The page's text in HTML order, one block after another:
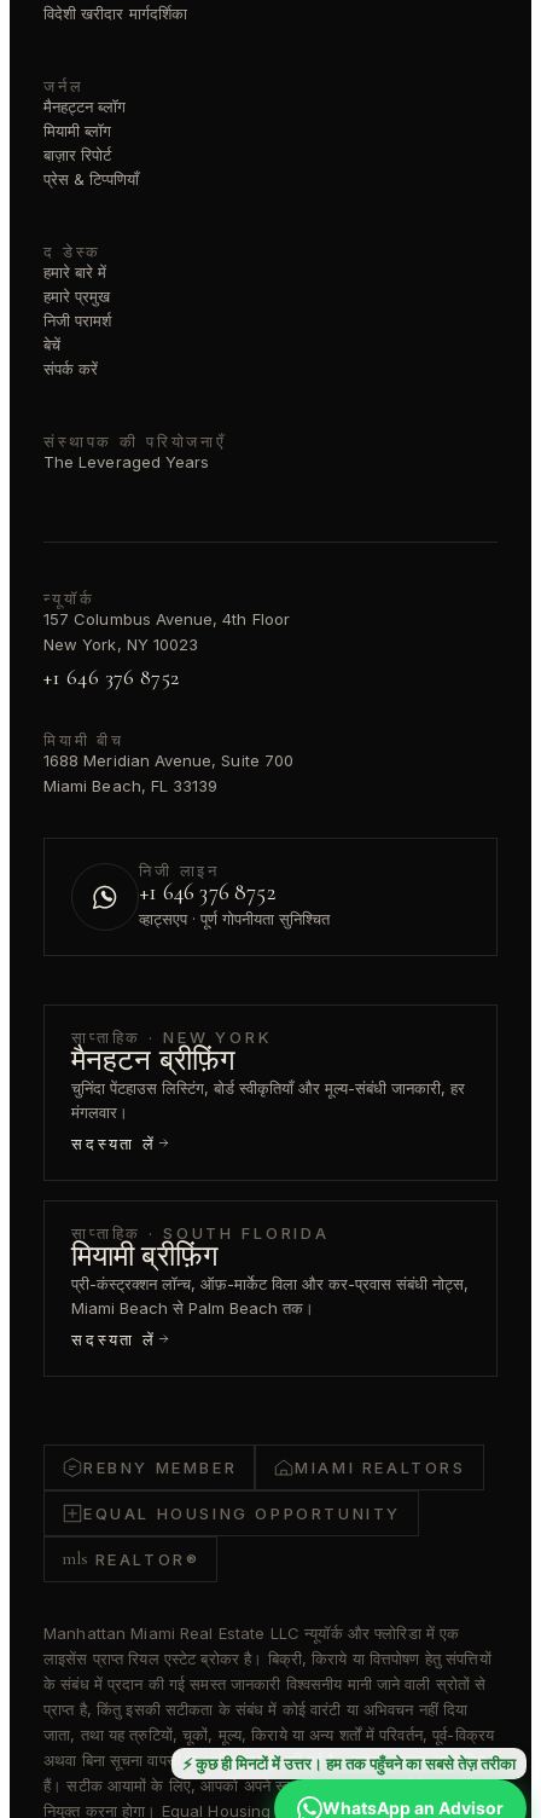
⚡ कुछ ही मिनटों में उत्तर। हम तक पहुँचने का सबसे तेज़ तरीका
WhatsApp an Advisor
विदेशी खरीदार मार्गदर्शिका
जर्नल
मैनहट्टन ब्लॉग
मियामी ब्लॉग
बाज़ार रिपोर्ट
प्रेस & टिप्पणियाँ
द डेस्क
हमारे बारे में
हमारे प्रमुख
निजी परामर्श
बेचें
संपर्क करें
संस्थापक की परियोजनाएँ
The Leveraged Years
न्यूयॉर्क
157 Columbus Avenue, 4th Floor
New York, NY 10023
+1 646 376 8752
मियामी बीच
1688 Meridian Avenue, Suite 700
Miami Beach, FL 33139
निजी लाइन
+1 646 376 8752
व्हाट्सएप · पूर्ण गोपनीयता सुनिश्चित
साप्ताहिक · NEW YORK
मैनहटन ब्रीफ़िंग
चुनिंदा पेंटहाउस लिस्टिंग, बोर्ड स्वीकृतियाँ और मूल्य-संबंधी जानकारी, हर
मंगलवार।
सदस्यता लें
साप्ताहिक · SOUTH FLORIDA
मियामी ब्रीफ़िंग
प्री-कंस्ट्रक्शन लॉन्च, ऑफ़-मार्केट विला और कर-प्रवास संबंधी नोट्स,
Miami Beach से Palm Beach तक।
सदस्यता लें
REBNY MEMBER MIAMI REALTORS
EQUAL HOUSING OPPORTUNITY
mls REALTOR®
Manhattan Miami Real Estate LLC न्यूयॉर्क और फ्लोरिडा में एक
लाइसेंस प्राप्त रियल एस्टेट ब्रोकर है। बिक्री, किराये या वित्तपोषण हेतु संपत्तियों
के संबंध में प्रदान की गई समस्त जानकारी विश्वसनीय मानी जाने वाली स्रोतों से
प्राप्त है, किंतु इसकी सटीकता के संबंध में कोई वारंटी या अभिवचन नहीं दिया
जाता, तथा यह त्रुटियों, चूकों, मूल्य, किराये या अन्य शर्तों में परिवर्तन, पूर्व-विक्रय
अथवा बिना सूचना वापसी के अधीन प्रस्तुत की गई है। समस्त आयाम अनुमानित
हैं। सटीक आयामों के लिए, आपको अपने स्वयं के वास्तुकार या इंजीनियर को
नियुक्त करना होगा। Equal Housing Opportunity. REBNY सदस्य